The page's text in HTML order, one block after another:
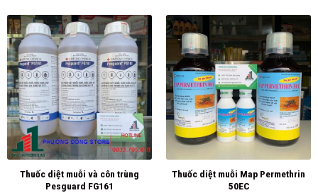
Thuốc diệt muỗi và côn trùng
Pesguard FG161
Thuốc diệt muỗi Map Permethrin
50EC